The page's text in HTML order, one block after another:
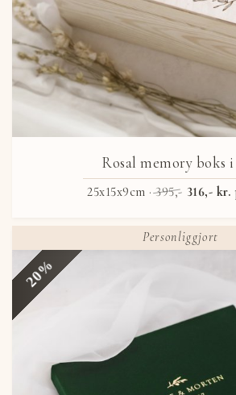
Rosal memory boks
25x15x9cm ·395,- 316,- kr.
20%
Personliggjort